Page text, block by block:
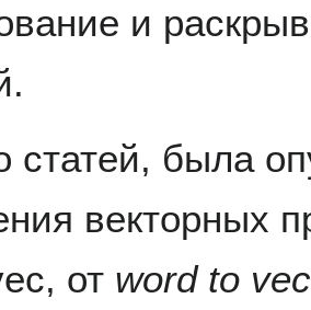
и
была
векторных
от word to